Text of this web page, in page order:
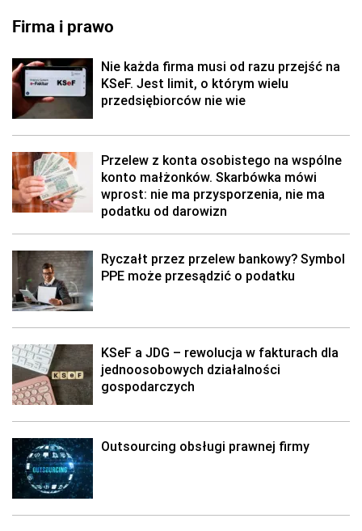
Firma i prawo
Nie każda firma musi od razu przejść na
KSeF. Jest limit, o którym wielu
przedsiębiorców nie wie
Przelew z konta osobistego na wspólne
konto małżonków. Skarbówka mówi
wprost: nie ma przysporzenia, nie ma
podatku od darowizn
Ryczałt przez przelew bankowy? Symbol
PPE może przesądzić o podatku
KSeF a JDG – rewolucja w fakturach dla
jednoosobowych działalności
gospodarczych
Outsourcing obsługi prawnej firmy